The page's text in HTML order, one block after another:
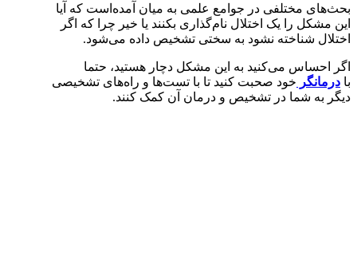
بحث‌های مختلفی در جوامع علمی به میان آمده‌است که آیا
این مشکل را یک اختلال نام‌گذاری بکنند یا خیر چرا که اگر
اختلال شناخته نشود به سختی تشخیص داده می‌شود.
اگر احساس می‌کنید به این مشکل دچار هستید، حتما
با درمانگر خود صحبت کنید تا با تست‌ها و راه‌های تشخیصی
دیگر به شما در تشخیص و درمان آن کمک کنند.